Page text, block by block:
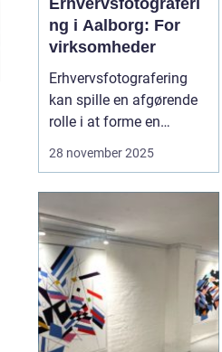
Erhvervsfotograferi
ng i Aalborg: For
virksomheder
Erhvervsfotografering
kan spille en afgørende
rolle i at forme en
virksomheds visuelle
omdømme. I Aalborg er
der rig mulighed for at
finde dygtige fotografer,
der specialiserer sig i
netop dette omr...
28 november 2025